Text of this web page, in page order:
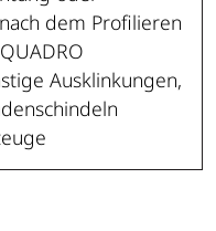
dem Profilieren
Ausklinkungen,